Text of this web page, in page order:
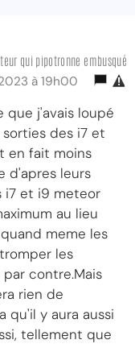
qui pipotronne embusqué
à 19h00
que j'avais loupé
des i7 et
en fait moins
d'apres leurs
i7 et i9 meteor
au lieu
meme les
les
contre.Mais
rien de
qu'il y aura aussi
tellement que